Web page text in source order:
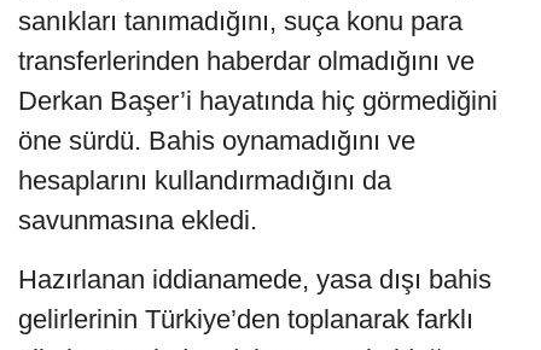
sanıkları tanımadığını, suça konu para
transferlerinden haberdar olmadığını ve
Derkan Başer’i hayatında hiç görmediğini
öne sürdü. Bahis oynamadığını ve
hesaplarını kullandırmadığını da
savunmasına ekledi.
Hazırlanan iddianamede, yasa dışı bahis
gelirlerinin Türkiye’den toplanarak farklı